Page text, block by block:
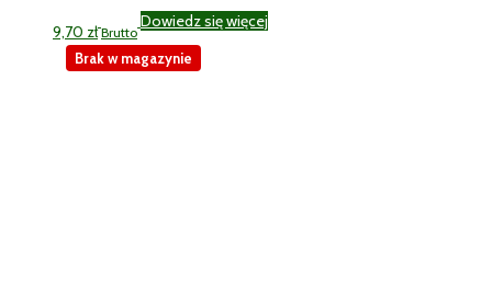
9,70 zł Brutto
Dowiedz się więcej
Brak w magazynie